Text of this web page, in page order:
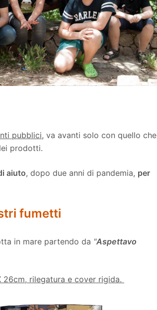
pubblici, va avanti solo con quello che
prodotti.
aiuto, dopo due anni di pandemia, per
fumetti
in mare partendo da "Aspettavo
26cm, rilegatura e cover rigida.